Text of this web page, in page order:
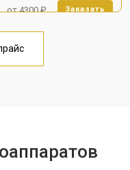
от 4300 ₽ Заказать
от 3100 ₽